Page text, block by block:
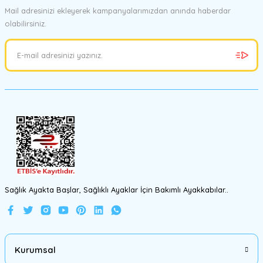
Ürün resmi kalitesiz, bozuk veya görüntülenemiyor.
Ürün bilgilerinde hatalar bulunuyor.
Mail adresinizi ekleyerek kampanyalarımızdan anında haberdar
olabilirsiniz.
Sağlık Ayakta Başlar, Sağlıklı Ayaklar İçin Bakımlı Ayakkabılar..
Kurumsal